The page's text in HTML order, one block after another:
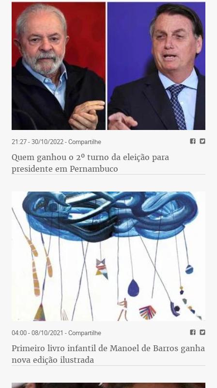
21:27 - 30/10/2022- Compartilhe
Quem ganhou o 2º turno da eleição para
presidente em Pernambuco
04:00 - 08/10/2021 - Compartilhe
Primeiro livro infantil de Manoel de Barros ganha
nova edição ilustrada